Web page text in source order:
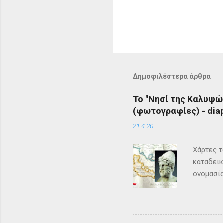
Δημοφιλέστερα άρθρα
Το "Νησί της
(φωτογραφίες) -
21.4.20
Χάρτες